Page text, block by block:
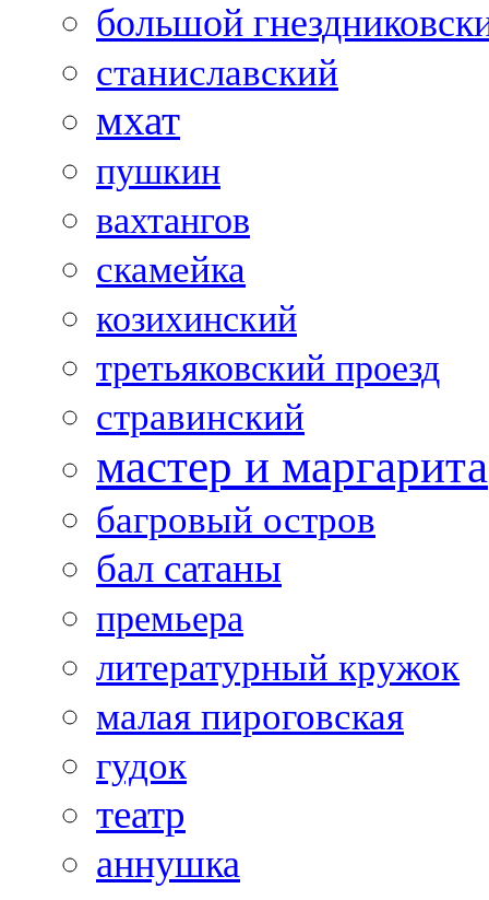
большой
станиславский
мхат
пушкин
вахтангов
скамейка
козихинский
третьяковский проезд
стравинский
мастер и маргарита
багровый остров
бал сатаны
премьера
литературный кружок
малая пироговская
гудок
театр
аннушка